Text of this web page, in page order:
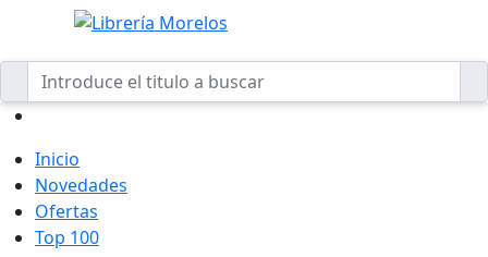
Inicio
Novedades
Ofertas
Top 100